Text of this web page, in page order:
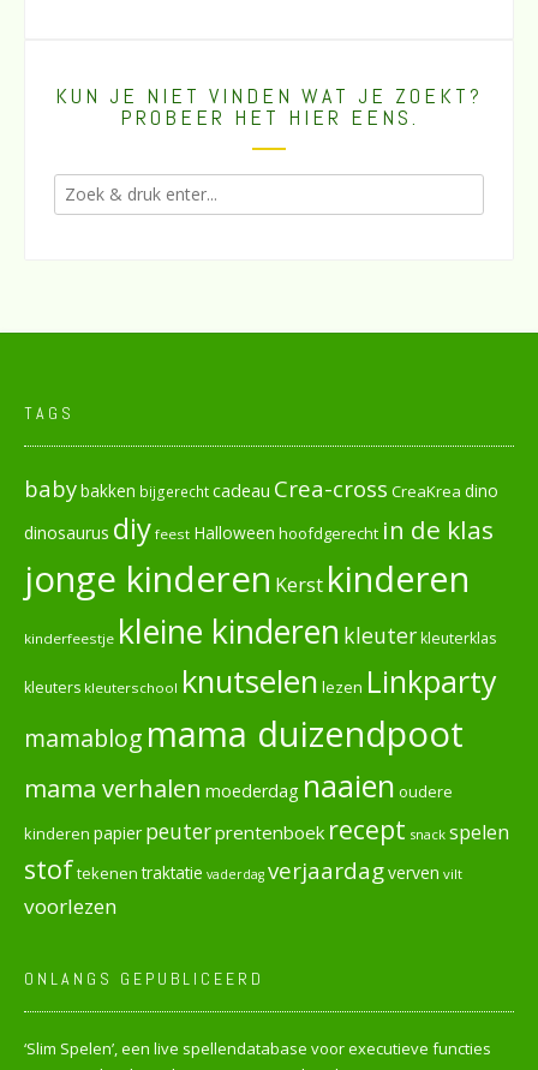
KUN JE NIET VINDEN WAT JE ZOEKT?
PROBEER HET HIER EENS.
TAGS
babybakken bijgerechtcadeau Crea-cross CreaKrea dino
dinosaurus diy feest Halloween hoofdgerecht in de klas
jonge kinderen Kerst kinderen
kinderfeestje kleine kinderen kleuterkleuterklas
kleuters kleuterschool knutselen lezen Linkparty
mamablog mama duizendpoot
mama verhalen moederdag naaien oudere
kinderen papier peuterprentenboek recept snack spelen
stoftekenen traktatie vaderdag verjaardagverven vilt
voorlezen
ONLANGS GEPUBLICEERD
‘Slim Spelen’, een live spellendatabase voor executieve functies